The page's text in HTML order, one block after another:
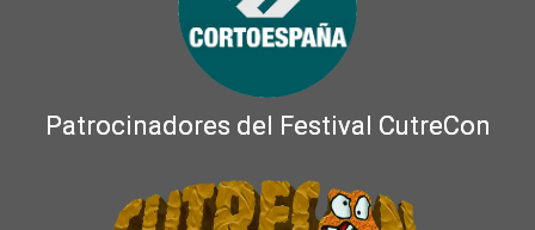
Patrocinadores del Festival CutreCon